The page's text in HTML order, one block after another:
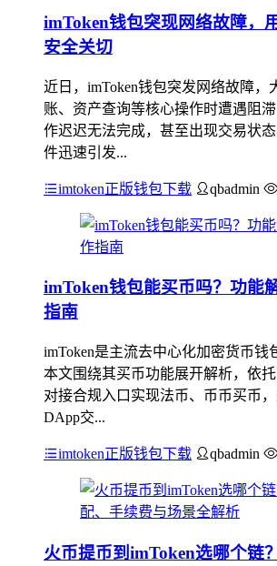
imToken钱包突现网络故障，
安全关切
近日，imToken钱包突发网络故障，
账、资产查询等核心操作时遭遇阻
作迟迟无法完成，甚至出现交易状
件迅速引发...
imtoken正版钱包下载 qbadmin
imToken钱包能买币吗？功能
指南
imToken是主流去中心化加密货币钱
本文围绕其买币功能展开解析，依
对接合规入口实现法币、币币买币，
DApp交...
imtoken正版钱包下载 qbadmin
火币提币到imToken选哪个链